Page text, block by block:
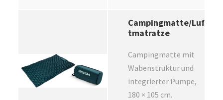
Campingmatte/Luf
tmatratze
Campingmatte mit
Wabenstruktur und
integrierter Pumpe,
180 × 105 cm.